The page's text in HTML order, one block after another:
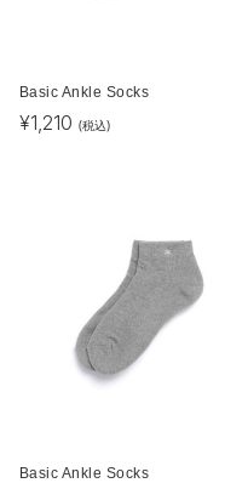
Basic Ankle Socks
¥1,210 (税込)
Basic Ankle Socks